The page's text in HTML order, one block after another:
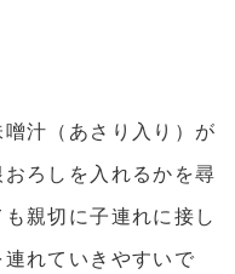
汁（あさり入り）が
ろしを入れるかを尋
親切に子連れに接し
れていきやすいで